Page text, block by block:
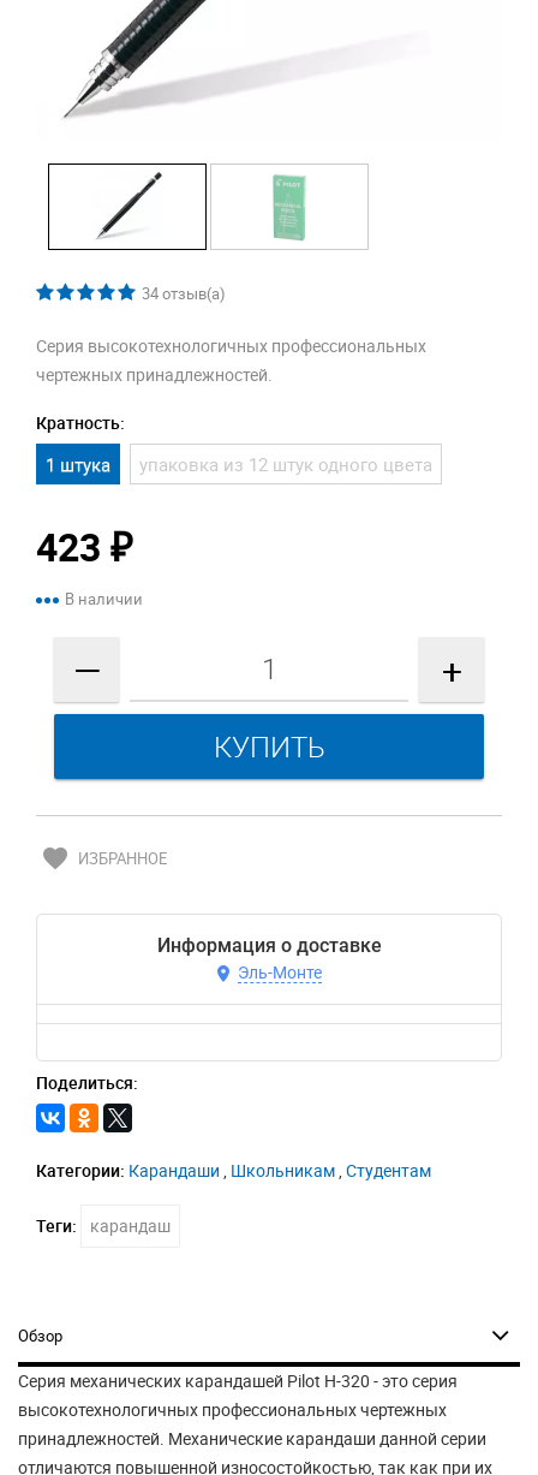
34отзыв(а)
Серия высокотехнологичных профессиональных
чертежных принадлежностей.
Кратность:
1 штука упаковка из 12 штук одного цвета
423 ₽
В наличии
— +
favorite ИЗБРАННОЕ
Информация о доставке
Эль-Монте
Поделиться:
Категории: Карандаши , Школьникам, Студентам
Теги: карандаш
Обзор
Серия механических карандашей Pilot H-320 - это серия
высокотехнологичных профессиональных чертежных
принадлежностей. Механические карандаши данной серии
отличаются повышенной износостойкостью, так как при их